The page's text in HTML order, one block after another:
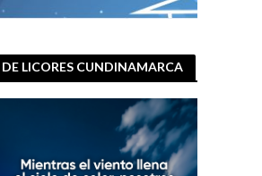
DE LICORES CUNDINAMARCA